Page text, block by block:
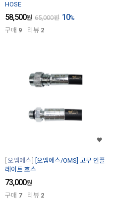
HOSE
58,500원 65,000원 10%
구매 9 리뷰 2
오엠에스
[오엠에스/OMS] 고무 인플
레이트 호스
73,000원
구매 7 리뷰 2